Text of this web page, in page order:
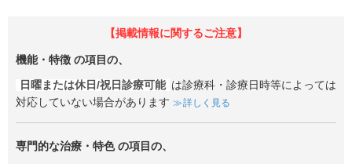
【掲載情報に関するご注意】
機能・特徴 の項目の、
日曜または休日/祝日診療可能 は診療科・診療日時等によっては
対応していない場合があります
詳しく見る
専門的な治療・特色の項目の、